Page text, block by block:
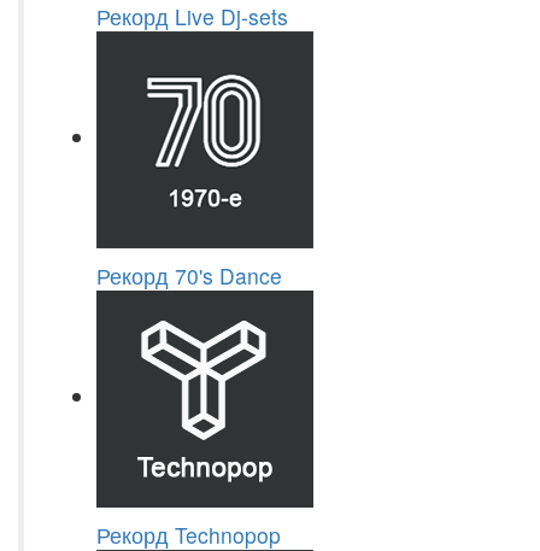
Рекорд Live Dj-sets
Рекорд 70's Dance
Рекорд Technopop